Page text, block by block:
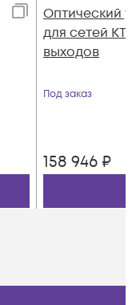
Оптический
для сетей
выходов
Под заказ
158 946 ₽